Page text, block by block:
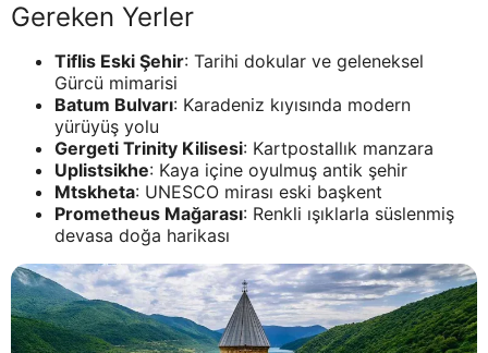
Gereken Yerler
Tiflis Eski Şehir: Tarihi dokular ve geleneksel
Gürcü mimarisi
Batum Bulvarı: Karadeniz kıyısında modern
yürüyüş yolu
Gergeti Trinity Kilisesi: Kartpostallık manzara
Uplistsikhe: Kaya içine oyulmuş antik şehir
Mtskheta: UNESCO mirası eski başkent
Prometheus Mağarası: Renkli ışıklarla süslenmiş
devasa doğa harikası